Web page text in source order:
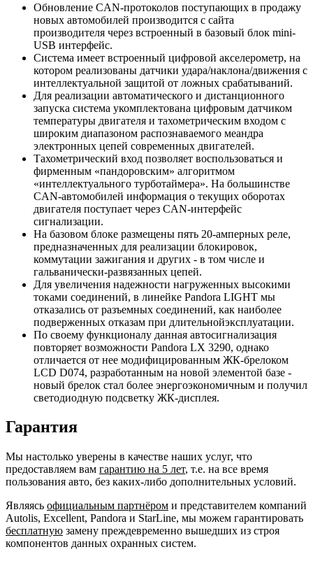
Обновление CAN-протоколов поступающих в продажу
новых автомобилей производится с сайта
производителя через встроенный в базовый блок mini-
USB интерфейс.
Система имеет встроенный цифровой акселерометр, на
котором реализованы датчики удара/наклона/движения с
интеллектуальной защитой от ложных срабатываний.
Для реализации автоматического и дистанционного
запуска система укомплектована цифровым датчиком
температуры двигателя и тахометрическим входом с
широким диапазоном распознаваемого меандра
электронных цепей современных двигателей.
Тахометрический вход позволяет воспользоваться и
фирменным «пандоровским» алгоритмом
«интеллектуального турботаймера». На большинстве
CAN-автомобилей информация о текущих оборотах
двигателя поступает через CAN-интерфейс
сигнализации.
На базовом блоке размещены пять 20-амперных реле,
предназначенных для реализации блокировок,
коммутации зажигания и других - в том числе и
гальванически-развязанных цепей.
Для увеличения надежности нагруженных высокими
токами соединений, в линейке Pandora LIGHT мы
отказались от разъемных соединений, как наиболее
подверженных отказам при длительнойэксплуатации.
По своему функционалу данная автосигнализация
повторяет возможности Pandora LX 3290, однако
отличается от нее модифицированным ЖК-брелоком
LCD D074, разработанным на новой элементой базе -
новый брелок стал более энергоэкономичным и получил
светодиодную подсветку ЖК-дисплея.
Гарантия
Мы настолько уверены в качестве наших услуг, что
предоставляем вам гарантию на 5 лет, т.е. на все время
пользования авто, без каких-либо дополнительных условий.
Являясь официальным партнёром и представителем компаний
Autolis, Excellent, Pandora и StarLine, мы можем гарантировать
бесплатную замену преждевременно вышедших из строя
компонентов данных охранных систем.